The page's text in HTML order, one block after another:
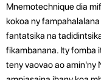
Mnemotechnique dia
kokoa ny
fantatsika na
fikambanana. Ity fomba
teny vaovao ao amin'ny